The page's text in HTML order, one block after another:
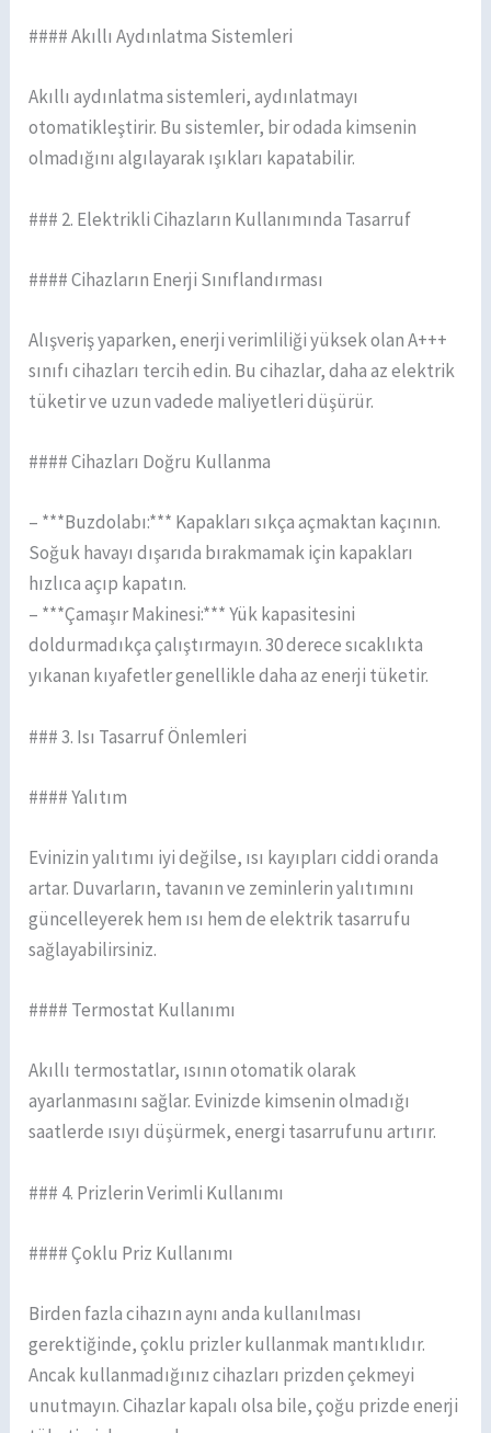
#### Akıllı Aydınlatma Sistemleri
Akıllı aydınlatma sistemleri, aydınlatmayı
otomatikleştirir. Bu sistemler, bir odada kimsenin
olmadığını algılayarak ışıkları kapatabilir.
### 2. Elektrikli Cihazların Kullanımında Tasarruf
#### Cihazların Enerji Sınıflandırması
Alışveriş yaparken, enerji verimliliği yüksek olan A+++
sınıfı cihazları tercih edin. Bu cihazlar, daha az elektrik
tüketir ve uzun vadede maliyetleri düşürür.
#### Cihazları Doğru Kullanma
– ***Buzdolabı:*** Kapakları sıkça açmaktan kaçının.
Soğuk havayı dışarıda bırakmamak için kapakları
hızlıca açıp kapatın.
– ***Çamaşır Makinesi:*** Yük kapasitesini
doldurmadıkça çalıştırmayın. 30 derece sıcaklıkta
yıkanan kıyafetler genellikle daha az enerji tüketir.
### 3. Isı Tasarruf Önlemleri
#### Yalıtım
Evinizin yalıtımı iyi değilse, ısı kayıpları ciddi oranda
artar. Duvarların, tavanın ve zeminlerin yalıtımını
güncelleyerek hem ısı hem de elektrik tasarrufu
sağlayabilirsiniz.
#### Termostat Kullanımı
Akıllı termostatlar, ısının otomatik olarak
ayarlanmasını sağlar. Evinizde kimsenin olmadığı
saatlerde ısıyı düşürmek, energi tasarrufunu artırır.
### 4. Prizlerin Verimli Kullanımı
#### Çoklu Priz Kullanımı
Birden fazla cihazın aynı anda kullanılması
gerektiğinde, çoklu prizler kullanmak mantıklıdır.
Ancak kullanmadığınız cihazları prizden çekmeyi
unutmayın. Cihazlar kapalı olsa bile, çoğu prizde enerji